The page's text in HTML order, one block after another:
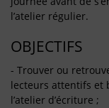
l’atelier régulier.
OBJECTIFS
- Trouver ou
lecteurs attentifs et
l’atelier d’écriture ;